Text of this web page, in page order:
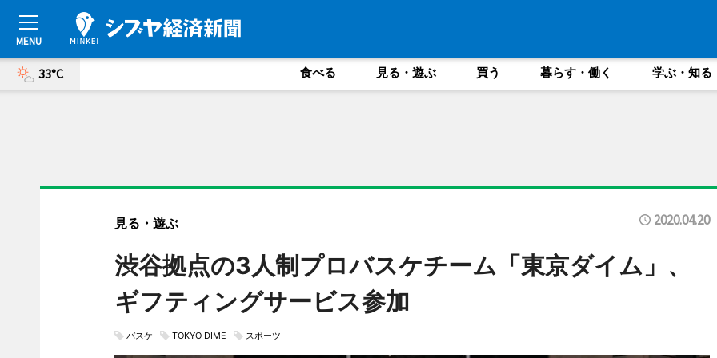
33°C 食べる 見る・遊ぶ 買う 暮らす・働く 学ぶ・知る
見る・遊ぶ 2020.04.20
渋谷拠点の3人制プロバスケチーム「東京ダイム」、
ギフティングサービス参加
バスケ TOKYO DIME スポーツ